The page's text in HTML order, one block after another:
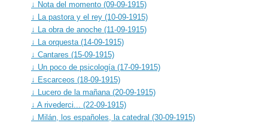
↓ Nota del momento (09-09-1915)
↓ La pastora y el rey (10-09-1915)
↓ La obra de anoche (11-09-1915)
↓ La orquesta (14-09-1915)
↓ Cantares (15-09-1915)
↓ Un poco de psicología (17-09-1915)
↓ Escarceos (18-09-1915)
↓ Lucero de la mañana (20-09-1915)
↓ A rivederci... (22-09-1915)
↓ Milán, los españoles, la catedral (30-09-1915)